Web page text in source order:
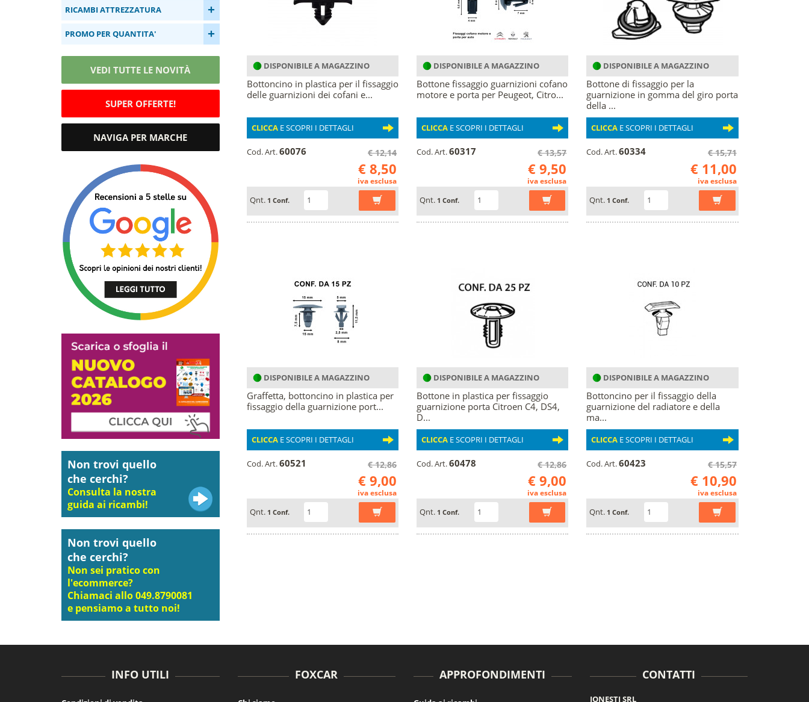
RICAMBI ATTREZZATURA +
PROMO PER QUANTITA' +
VEDI TUTTE LE NOVITÀ
SUPER OFFERTE!
NAVIGA PER MARCHE
Non trovi quello
che cerchi?
Consulta la nostra
guida ai ricambi!
Non trovi quello
che cerchi?
Non sei pratico con
l'ecommerce?
Chiamaci allo 049.8790081
e pensiamo a tutto noi!
DISPONIBILE A MAGAZZINO
Bottoncino in plastica per il fissaggio
delle guarnizioni dei cofani e...
CLICCAE SCOPRI I DETTAGLI
Cod. Art.60076 € 12,14
€ 8,50
iva esclusa
Qnt. 1 Conf.
DISPONIBILE A MAGAZZINO
Bottone fissaggio guarnizioni cofano
motore e porta per Peugeot, Citro...
CLICCAE SCOPRI I DETTAGLI
Cod. Art.60317 € 13,57
€ 9,50
iva esclusa
Qnt. 1 Conf.
DISPONIBILE A MAGAZZINO
Bottone di fissaggio per la
guarnizione in gomma del giro porta
della ...
CLICCA E SCOPRI I DETTAGLI
Cod. Art.60334 € 15,71
€ 11,00
iva esclusa
Qnt. 1 Conf.
DISPONIBILE A MAGAZZINO
Graffetta, bottoncino in plastica per
fissaggio della guarnizione port...
CLICCAE SCOPRI I DETTAGLI
Cod. Art.60521 € 12,86
€ 9,00
iva esclusa
Qnt. 1 Conf.
DISPONIBILE A MAGAZZINO
Bottone in plastica per fissaggio
guarnizione porta Citroen C4, DS4,
D...
CLICCAE SCOPRI I DETTAGLI
Cod. Art.60478 € 12,86
€ 9,00
iva esclusa
Qnt. 1 Conf.
DISPONIBILE A MAGAZZINO
Bottoncino per il fissaggio della
guarnizione del radiatore e della
ma...
CLICCA E SCOPRI I DETTAGLI
Cod. Art.60423 € 15,57
€ 10,90
iva esclusa
Qnt. 1 Conf.
INFO UTILI FOXCAR APPROFONDIMENTI CONTATTI
JONESTI SRL